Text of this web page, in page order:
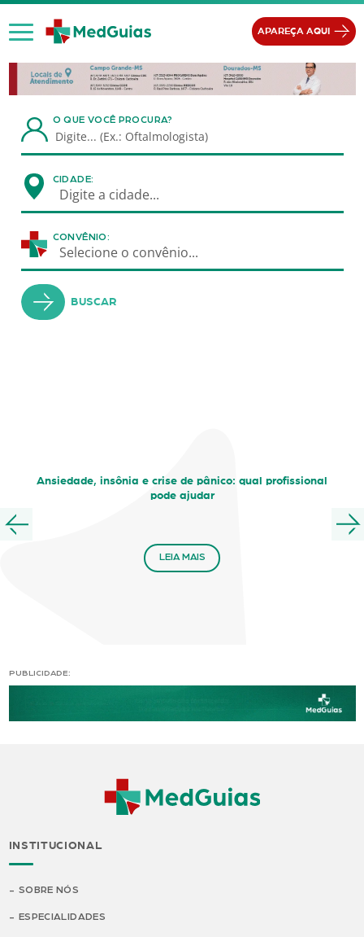
Ir para o conteúdo
APAREÇA AQUI
O QUE VOCÊ PROCURA?
CIDADE:
Digite a cidade...
CONVÊNIO:
Selecione o convênio...
BUSCAR
Ansiedade, insônia e crise de pânico: qual profissional
pode ajudar
LEIA MAIS
PUBLICIDADE:
INSTITUCIONAL
SOBRE NÓS
ESPECIALIDADES